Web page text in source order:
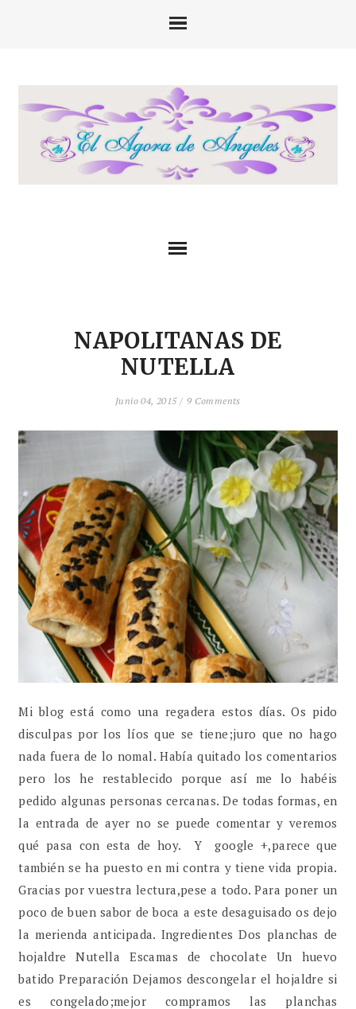
NAPOLITANAS DE
NUTELLA
Junio 04, 2015 / 9 Comments
Mi blog está como una regadera estos días. Os pido
disculpas por los líos que se tiene;juro que no hago
nada fuera de lo nomal. Había quitado los comentarios
pero los he restablecido porque así me lo habéis
pedido algunas personas cercanas. De todas formas, en
la entrada de ayer no se puede comentar y veremos
qué pasa con esta de hoy. Y google +,parece que
también se ha puesto en mi contra y tiene vida propia.
Gracias por vuestra lectura,pese a todo. Para poner un
poco de buen sabor de boca a este desaguisado os dejo
la merienda anticipada. Ingredientes Dos planchas de
hojaldre Nutella Escamas de chocolate Un huevo
batido Preparación Dejamos descongelar el hojaldre si
es congelado;mejor compramos las planchas